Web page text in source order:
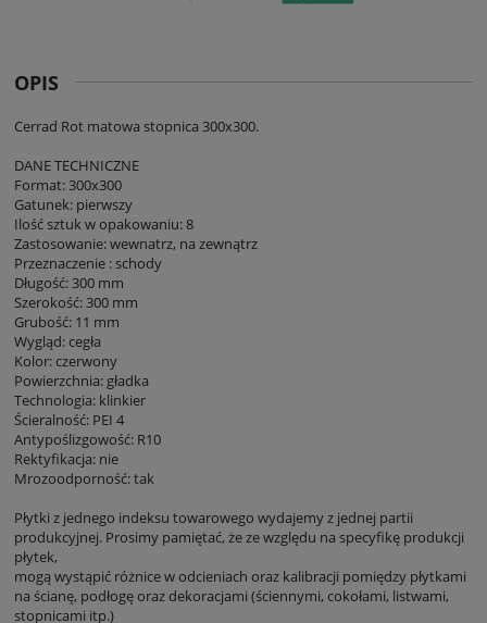
OPIS
Cerrad Rot matowa stopnica 300x300.
DANE TECHNICZNE
Format: 300x300
Gatunek: pierwszy
Ilość sztuk w opakowaniu: 8
Zastosowanie: wewnatrz, na zewnątrz
Przeznaczenie : schody
Długość: 300 mm
Szerokość: 300 mm
Grubość: 11 mm
Wygląd: cegła
Kolor: czerwony
Powierzchnia: gładka
Technologia: klinkier
Ścieralność: PEI 4
Antypoślizgowość: R10
Rektyfikacja: nie
Mrozoodporność: tak
Płytki z jednego indeksu towarowego wydajemy z jednej partii
produkcyjnej. Prosimy pamiętać, że ze względu na specyfikę produkcji
płytek,
mogą wystąpić różnice w odcieniach oraz kalibracji pomiędzy płytkami
na ścianę, podłogę oraz dekoracjami (ściennymi, cokołami, listwami,
stopnicami itp.)